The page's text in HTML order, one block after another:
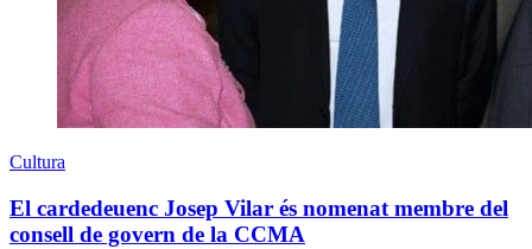
Cultura
El cardedeuenc Josep Vilar és nomenat membre del
consell de govern de la CCMA